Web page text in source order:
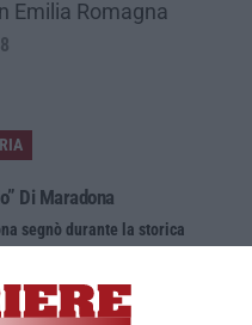
Emilia Romagna
Di Maradona
segnò durante la storica